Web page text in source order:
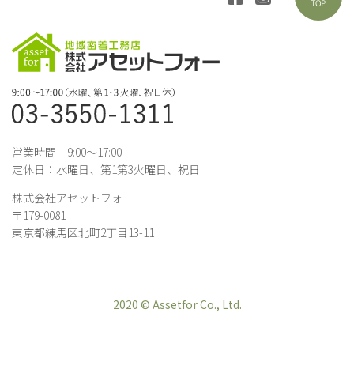
営業時間 9:00～17:00
定休日：水曜日、第1第3火曜日、祝日
株式会社アセットフォー
〒179-0081
東京都練馬区北町2丁目13-11
2020 © Assetfor Co., Ltd.